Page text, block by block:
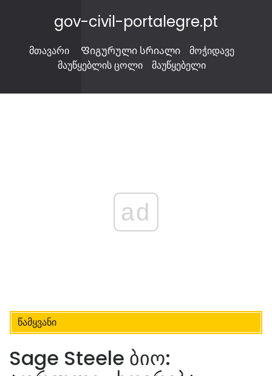
gov-civil-portalegre.pt
მთავარი Ფიგურული სრიალი
მოჭიდავე
მაუწყებლის ცოლი
მაუწყებელი
ad
წამყვანი
Sage Steele ბიო: